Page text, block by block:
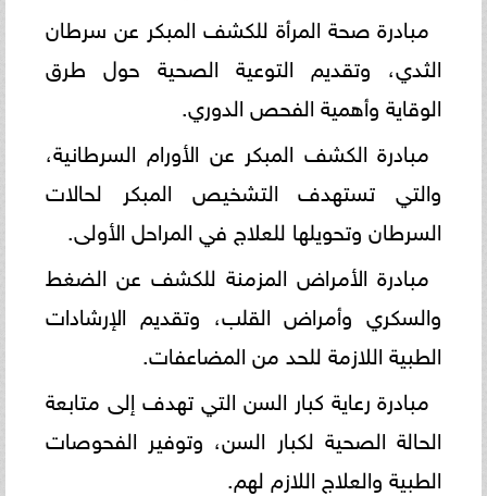
مبادرة صحة المرأة للكشف المبكر عن سرطان
الثدي، وتقديم التوعية الصحية حول طرق
الوقاية وأهمية الفحص الدوري.
مبادرة الكشف المبكر عن الأورام السرطانية،
والتي تستهدف التشخيص المبكر لحالات
السرطان وتحويلها للعلاج في المراحل الأولى.
مبادرة الأمراض المزمنة للكشف عن الضغط
والسكري وأمراض القلب، وتقديم الإرشادات
الطبية اللازمة للحد من المضاعفات.
مبادرة رعاية كبار السن التي تهدف إلى متابعة
الحالة الصحية لكبار السن، وتوفير الفحوصات
الطبية والعلاج اللازم لهم.